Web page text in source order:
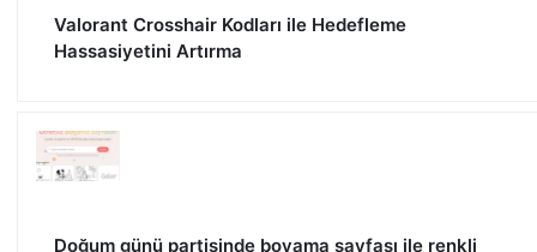
Valorant Crosshair Kodları ile Hedefleme
Hassasiyetini Artırma
Doğum günü partisinde boyama sayfası ile renkli